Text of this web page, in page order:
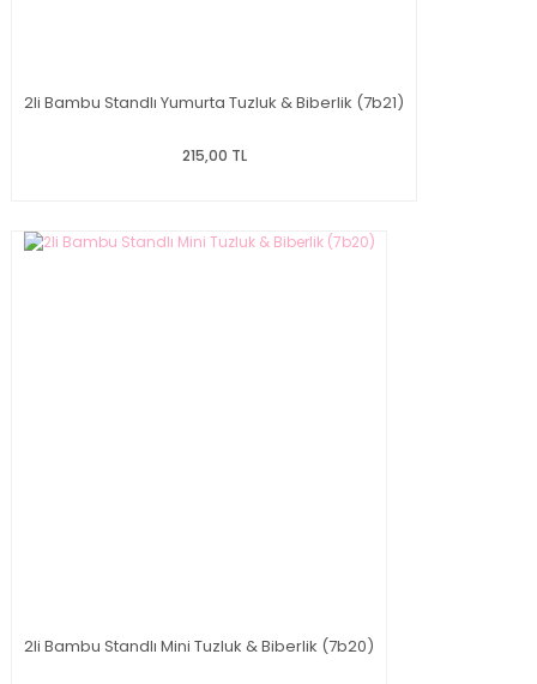
2li Bambu Standlı Yumurta Tuzluk & Biberlik (7b21)
215,00 TL
2li Bambu Standlı Mini Tuzluk & Biberlik (7b20)